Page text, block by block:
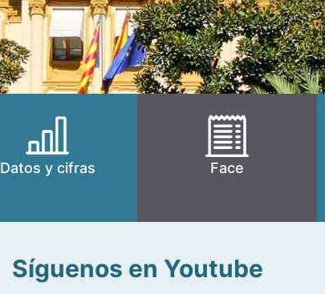
Datos y cifras Face
Síguenos en Youtube